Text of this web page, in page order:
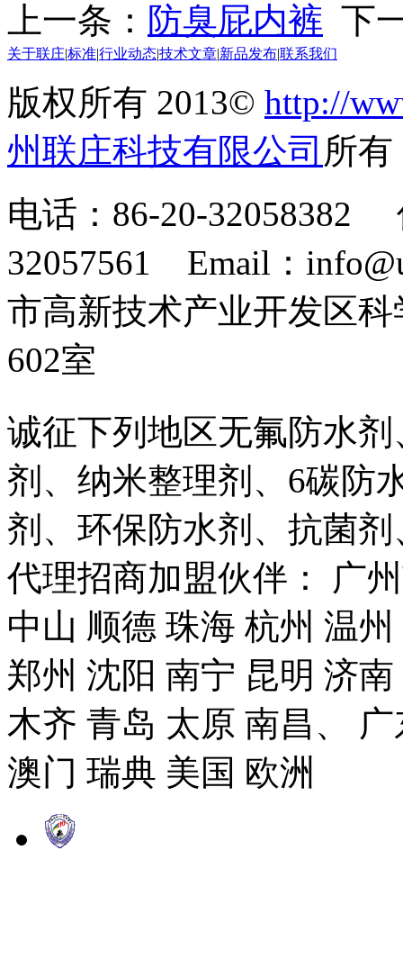
上一条： 防臭屁内裤 下
关于联庄标准行业动态技术文章 新品发布联系我们
版权所有 2013© http://
州联庄科技有限公司 所
电话：86-20-32058382
32057561 Email：
市高新技术产业开发区
602室
诚征下列地区无氟防水
剂、纳米整理剂、6碳防
剂、环保防水剂、抗菌
代理招商加盟伙伴： 广
中山 顺德 珠海 杭州 温
郑州 沈阳 南宁 昆明 济
木齐 青岛 太原 南昌、
澳门 瑞典 美国 欧洲